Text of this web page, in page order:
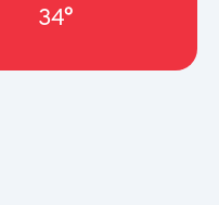
34°